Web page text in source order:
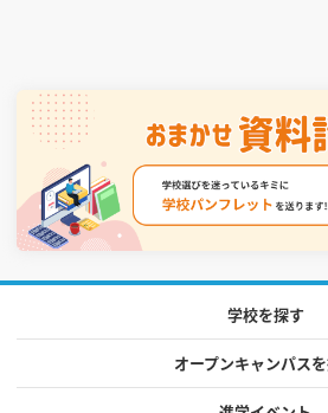
学校を探す
オープンキャンパス